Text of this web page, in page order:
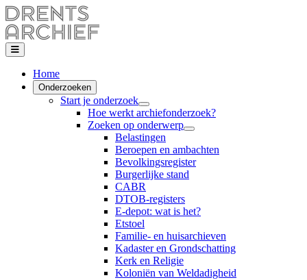
Home
Onderzoeken
Start je onderzoek
Hoe werkt archiefonderzoek?
Zoeken op onderwerp
Belastingen
Beroepen en ambachten
Bevolkingsregister
Burgerlijke stand
CABR
DTOB-registers
E-depot: wat is het?
Etstoel
Familie- en huisarchieven
Kadaster en Grondschatting
Kerk en Religie
Koloniën van Weldadigheid